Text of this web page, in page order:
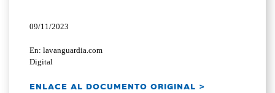
09/11/2023
En: lavanguardia.com
Digital
ENLACE AL DOCUMENTO ORIGINAL >